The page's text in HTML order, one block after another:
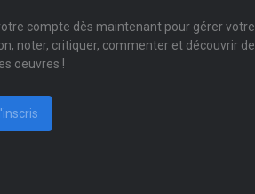
compte dès maintenant pour gérer votre
noter, critiquer, commenter et découvrir de
oeuvres !